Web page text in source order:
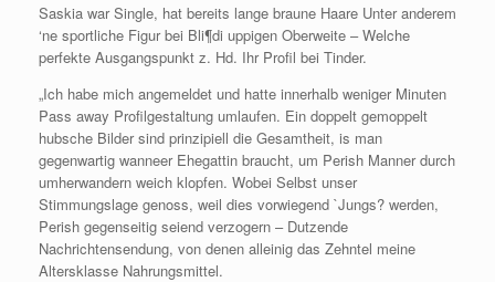
Saskia war Single, hat bereits lange braune Haare Unter anderem
‘ne sportliche Figur bei Bli¶di uppigen Oberweite – Welche
perfekte Ausgangspunkt z. Hd. Ihr Profil bei Tinder.
„Ich habe mich angemeldet und hatte innerhalb weniger Minuten
Pass away Profilgestaltung umlaufen. Ein doppelt gemoppelt
hubsche Bilder sind prinzipiell die Gesamtheit, is man
gegenwartig wanneer Ehegattin braucht, um Perish Manner durch
umherwandern weich klopfen. Wobei Selbst unser
Stimmungslage genoss, weil dies vorwiegend `Jungs? werden,
Perish gegenseitig seiend verzogern – Dutzende
Nachrichtensendung, von denen alleinig das Zehntel meine
Altersklasse Nahrungsmittel.